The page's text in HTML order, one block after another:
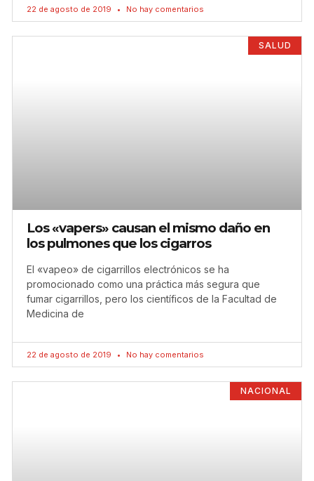
22 de agosto de 2019 No hay comentarios
SALUD
Los «vapers» causan el mismo daño en
los pulmones que los cigarros
El «vapeo» de cigarrillos electrónicos se ha
promocionado como una práctica más segura que
fumar cigarrillos, pero los científicos de la Facultad de
Medicina de
22 de agosto de 2019 No hay comentarios
NACIONAL